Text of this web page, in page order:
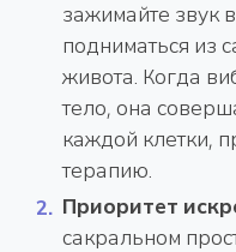
зажимайте звук
подниматься из
живота. Когда
тело, она
каждой клетки,
терапию.
Приоритет
сакральном